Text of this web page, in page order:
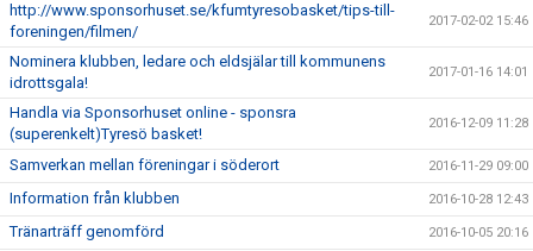
http://www.sponsorhuset.se/kfumtyresobasket/tips-till-
foreningen/filmen/
2017-02-02 15:46
Nominera klubben, ledare och eldsjälar till kommunens
idrottsgala!
2017-01-16 14:01
Handla via Sponsorhuset online - sponsra
(superenkelt)Tyresö basket!
2016-12-09 11:28
Samverkan mellan föreningar i söderort 2016-11-29 09:00
Information från klubben 2016-10-28 12:43
Tränarträff genomförd 2016-10-05 20:16